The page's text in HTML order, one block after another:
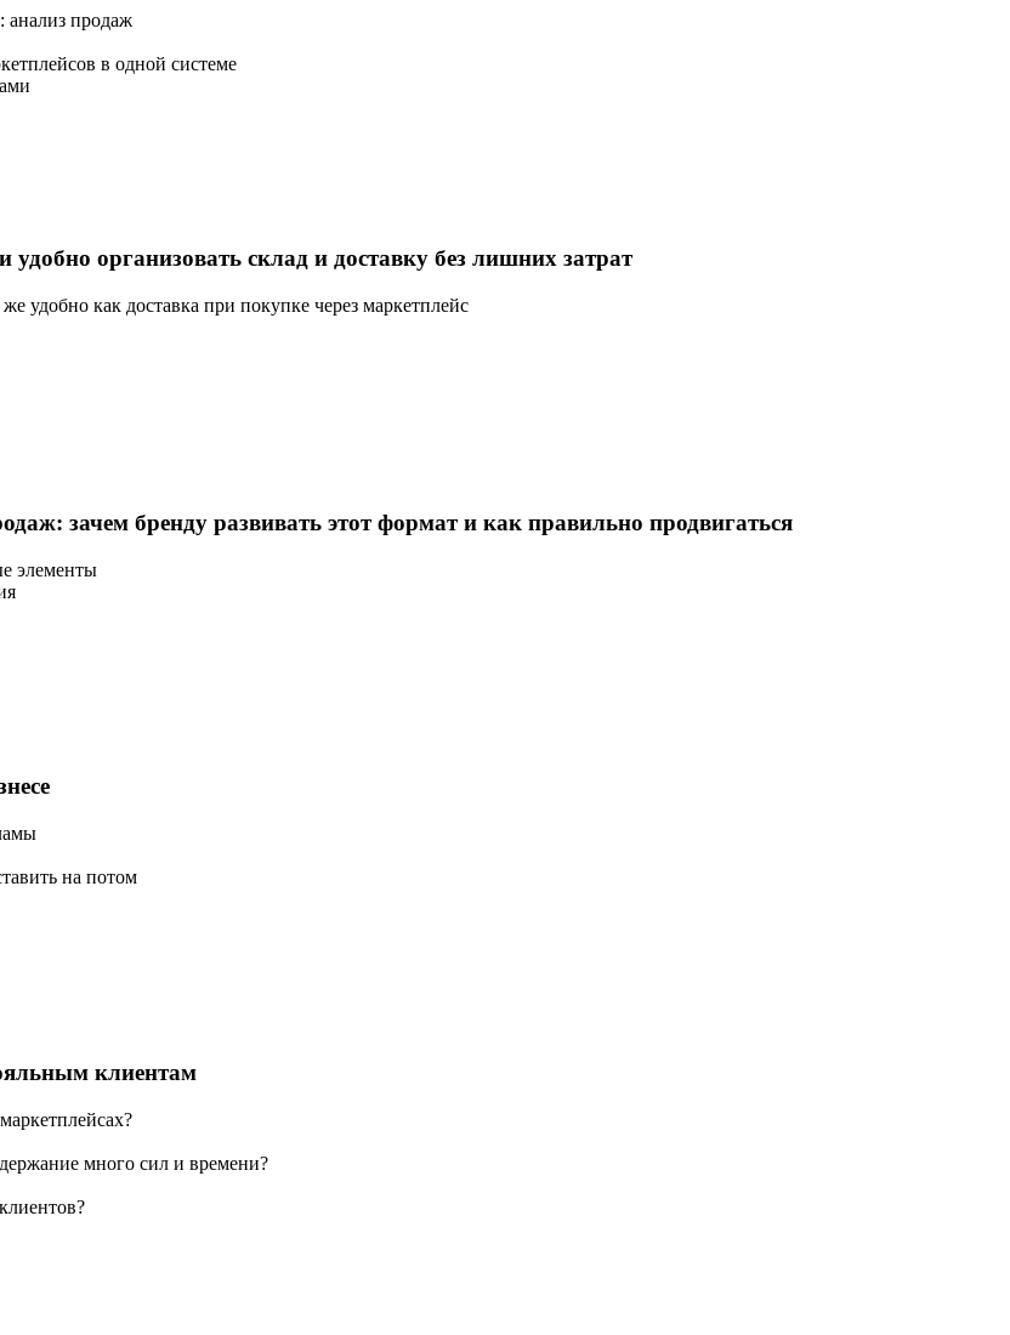
анализ продаж
в одной системе
организовать склад и доставку без лишних затрат
удобно как доставка при покупке через маркетплейс
зачем бренду развивать этот формат и как правильно продвигаться
элементы
на потом
клиентам
много сил и времени?